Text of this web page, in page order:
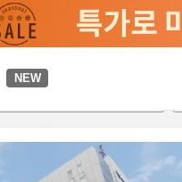
NEW
편의 시설/서비스